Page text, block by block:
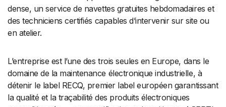
dense, un service de navettes gratuites hebdomadaires et
des techniciens certifiés capables d’intervenir sur site ou
en atelier.
L’entreprise est l’une des trois seules en Europe, dans le
domaine de la maintenance électronique industrielle, à
détenir le label RECQ, premier label européen garantissant
la qualité et la traçabilité des produits électroniques